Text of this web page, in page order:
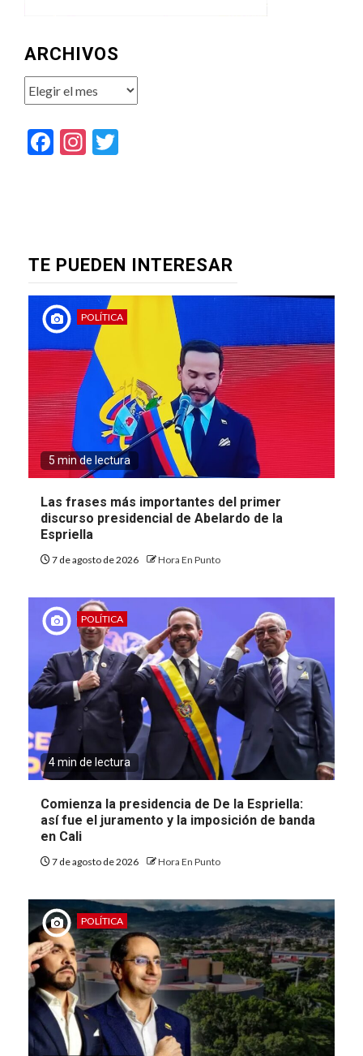
ARCHIVOS
Archivos
Facebook
Instagram
TE PUEDEN INTERESAR
POLÍTICA
5 min de lectura
Las frases más importantes del primer
discurso presidencial de Abelardo de la
Espriella
7 de agosto de 2026 Hora En Punto
POLÍTICA
4 min de lectura
Comienza la presidencia de De la Espriella:
así fue el juramento y la imposición de banda
en Cali
7 de agosto de 2026 Hora En Punto
POLÍTICA